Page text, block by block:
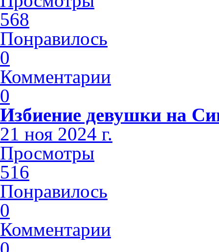
568
Понравилось
0
Комментарии
0
Избиение девушки на
21 ноя 2024 г.
Просмотры
516
Понравилось
0
Комментарии